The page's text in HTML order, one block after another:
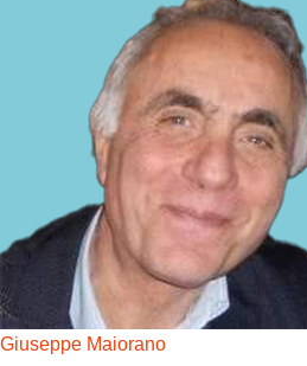
Giuseppe Maiorano